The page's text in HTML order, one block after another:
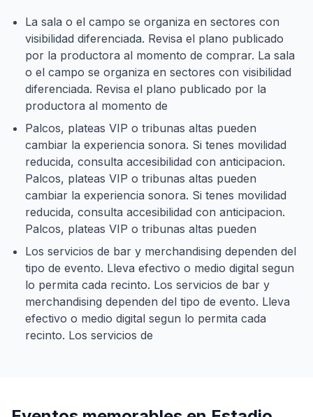
La sala o el campo se organiza en sectores con
visibilidad diferenciada. Revisa el plano publicado
por la productora al momento de comprar. La sala
o el campo se organiza en sectores con visibilidad
diferenciada. Revisa el plano publicado por la
productora al momento de
Palcos, plateas VIP o tribunas altas pueden
cambiar la experiencia sonora. Si tenes movilidad
reducida, consulta accesibilidad con anticipacion.
Palcos, plateas VIP o tribunas altas pueden
cambiar la experiencia sonora. Si tenes movilidad
reducida, consulta accesibilidad con anticipacion.
Palcos, plateas VIP o tribunas altas pueden
Los servicios de bar y merchandising dependen del
tipo de evento. Lleva efectivo o medio digital segun
lo permita cada recinto. Los servicios de bar y
merchandising dependen del tipo de evento. Lleva
efectivo o medio digital segun lo permita cada
recinto. Los servicios de